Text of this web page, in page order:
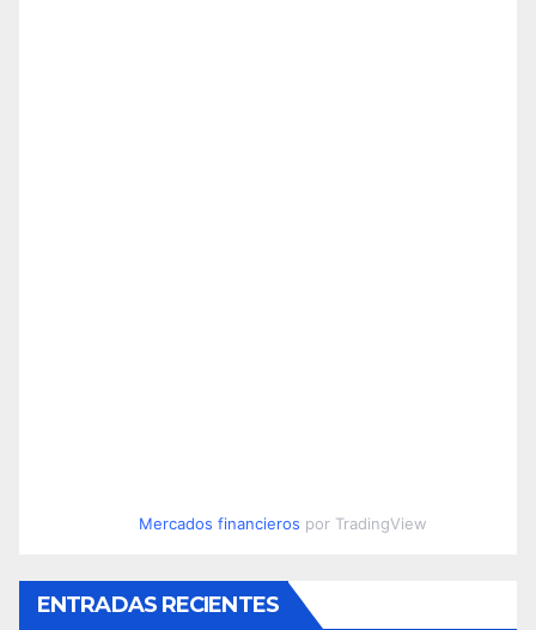
Mercados financieros por TradingView
ENTRADAS RECIENTES